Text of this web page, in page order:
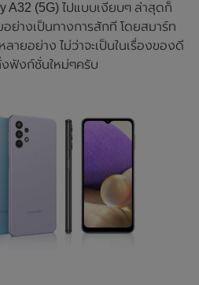
A32 (5G) ไปแบบเงียบๆ ล่าสุดก็
อย่างเป็นทางการสักที โดยสมาร์ท
ยอย่าง ไม่ว่าจะเป็นในเรื่องของดี
งฟังก์ชั่นใหม่ๆครับ